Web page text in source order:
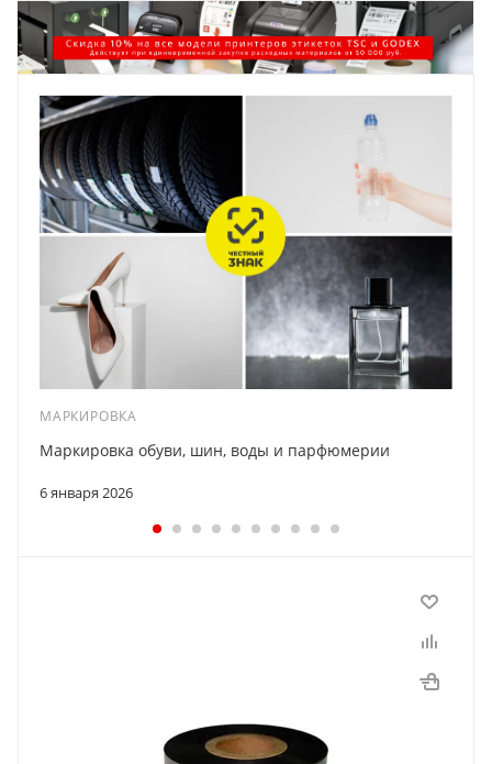
МАРКИРОВКА
6 января 2026
Маркировка обуви, шин, воды и парфюмерии